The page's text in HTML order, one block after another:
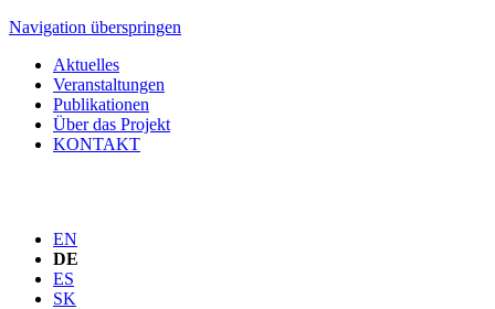
Navigation überspringen
Aktuelles
Veranstaltungen
Publikationen
Über das Projekt
KONTAKT
EN
DE
ES
SK